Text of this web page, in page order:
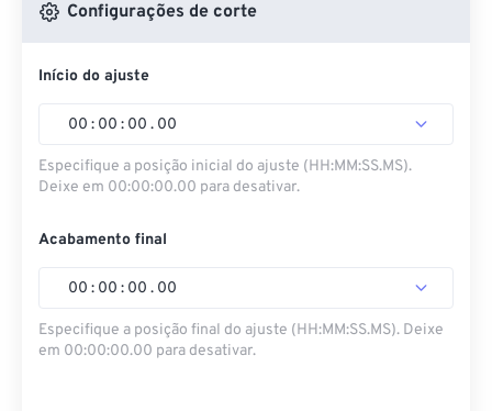
Configurações de corte
Início do ajuste
00 : 00 : 00 . 00
Especifique a posição inicial do ajuste (HH:MM:SS.MS).
Deixe em 00:00:00.00 para desativar.
Acabamento final
00 : 00 : 00 . 00
Especifique a posição final do ajuste (HH:MM:SS.MS). Deixe
em 00:00:00.00 para desativar.